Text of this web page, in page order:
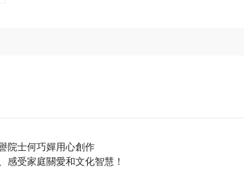
院士何巧嬋用心創作
感受家庭關愛和文化智慧！